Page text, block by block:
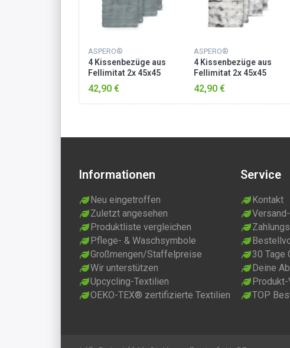
ASPERO®
4 Kissenbezüge aus
Fellimitat 2x 45x45
cm, 2x 60x60 cm
„Milan“ Dunkelgrau
42,90 €
ASPERO®
4 Kissenbezüge aus
Fellimitat 2x 45x45
cm, 2x 60x60 cm
„Milan“ Hellgrau
42,90 €
Informationen
Neu eingetroffen
Zuletzt angesehen
Produktliste vergleichen
Pflege- & Waschsymbole
Großmengen/Staffelpreise
Wir unterstützen
Upcycling-Textilien
OEKO-TEX® zertifizierte Textilien
Service
Kontakt
30 Tage
Deine
TOP